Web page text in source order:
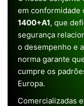
em conformidade
1400+A1, que
segurança
o desempenho e
norma garante
cumpre os
Europa.
Comercializadas